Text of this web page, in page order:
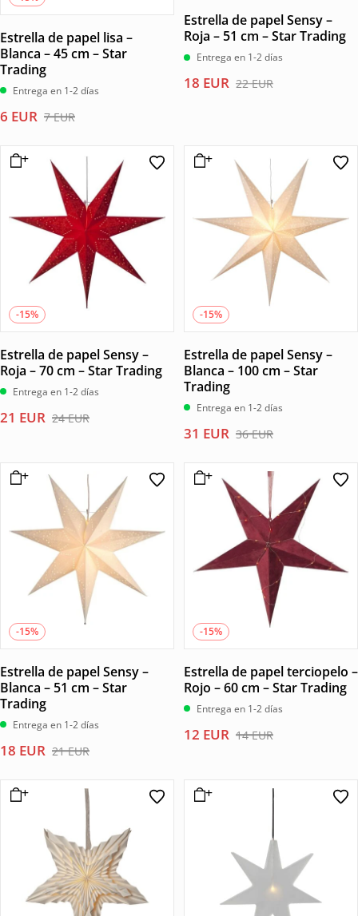
Estrella de papel lisa –
Blanca – 45 cm – Star
Trading
Entrega en 1-2 días
7EUR
El
original
era:
6 EUR
El
actual
es:
Estrella de papel Sensy –
Roja – 51 cm – Star Trading
Entrega en 1-2 días
22EUR
El
22 EUR.
18 EUR
El
18 EUR.
-15%
Estrella de papel Sensy –
Roja – 70 cm – Star Trading
Entrega en 1-2 días
24EUR
El
era:
24 EUR.
21 EUR
El
es:
21 EUR.
-15%
Estrella de papel Sensy –
Blanca – 100 cm – Star
Trading
Entrega en 1-2 días
36EUR
El
original
era:
36 EUR.
31 EUR
El
actual
es:
31 EUR.
-15%
Estrella de papel Sensy –
Blanca – 51 cm – Star
Trading
Entrega en 1-2 días
21EUR
El
original
era:
18 EUR
El
actual
es:
-15%
Estrella de papel terciopelo –
Rojo – 60 cm – Star Trading
Entrega en 1-2 días
14EUR
El
era:
14 EUR.
12 EUR
El
es:
12 EUR.